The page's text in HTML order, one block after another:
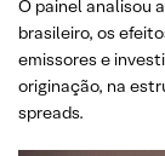
O painel analisou
brasileiro, os
emissores e
originação, na
spreads.